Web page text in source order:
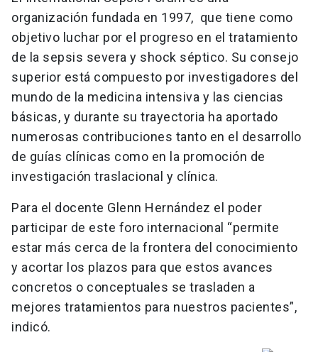
organización fundada en 1997, que tiene como
objetivo luchar por el progreso en el tratamiento
de la sepsis severa y shock séptico. Su consejo
superior está compuesto por investigadores del
mundo de la medicina intensiva y las ciencias
básicas, y durante su trayectoria ha aportado
numerosas contribuciones tanto en el desarrollo
de guías clínicas como en la promoción de
investigación traslacional y clínica.
Para el docente Glenn Hernández el poder
participar de este foro internacional “permite
estar más cerca de la frontera del conocimiento
y acortar los plazos para que estos avances
concretos o conceptuales se trasladen a
mejores tratamientos para nuestros pacientes”,
indicó.